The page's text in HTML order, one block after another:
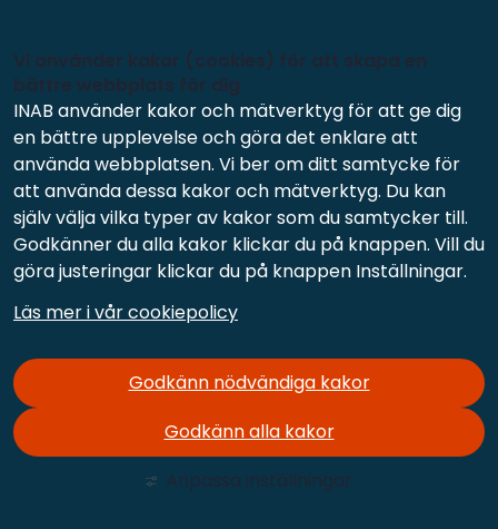
INAB använder kakor och mätverktyg för att ge dig
en bättre upplevelse och göra det enklare att
använda webbplatsen. Vi ber om ditt samtycke för
att använda dessa kakor och mätverktyg. Du kan
själv välja vilka typer av kakor som du samtycker till.
Godkänner du alla kakor klickar du på knappen. Vill du
göra justeringar klickar du på knappen Inställningar.
Läs mer i vår cookiepolicy
Godkänn nödvändiga kakor
Godkänn alla kakor